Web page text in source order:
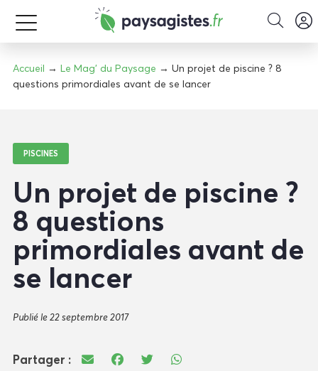
Accueil → Le Mag' du Paysage → Un projet de piscine ? 8
questions primordiales avant de se lancer
PISCINES
Un projet de piscine ?
8 questions
primordiales avant de
se lancer
Publié le 22 septembre 2017
Partager :